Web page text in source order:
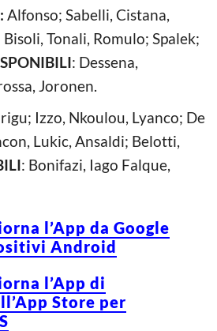
Alfonso; Sabelli, Cistana,
Tonali, Romulo; Spalek;
: Dessena,
Joronen.
Izzo, Nkoulou, Lyanco; De
Lukic, Ansaldi; Belotti,
: Bonifazi, Iago Falque,
l’App da Google
Android
l’App di
Store per